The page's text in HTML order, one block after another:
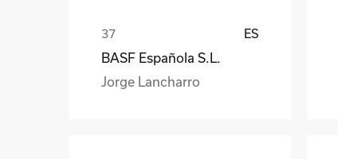
ES
BASF Española S.L.
Jorge Lancharro